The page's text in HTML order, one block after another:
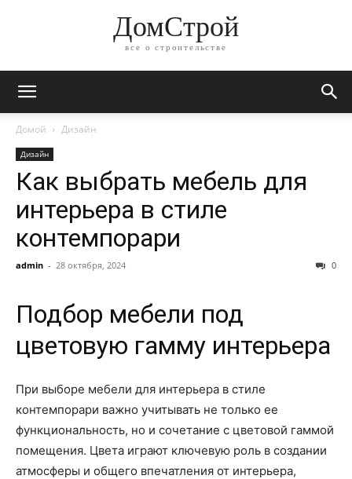
ДомСтрой
все о строительстве
Домой Дизайн
Дизайн
Как выбрать мебель для
интерьера в стиле
контемпорари
admin - 28 октября, 2024 0
Подбор мебели под
цветовую гамму интерьера
При выборе мебели для интерьера в стиле
контемпорари важно учитывать не только ее
функциональность, но и сочетание с цветовой гаммой
помещения. Цвета играют ключевую роль в создании
атмосферы и общего впечатления от интерьера,